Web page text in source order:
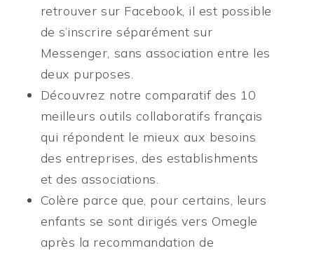
retrouver sur Facebook, il est possible
de s’inscrire séparément sur
Messenger, sans association entre les
deux purposes.
Découvrez notre comparatif des 10
meilleurs outils collaboratifs français
qui répondent le mieux aux besoins
des entreprises, des establishments
et des associations.
Colère parce que, pour certains, leurs
enfants se sont dirigés vers Omegle
après la recommandation de